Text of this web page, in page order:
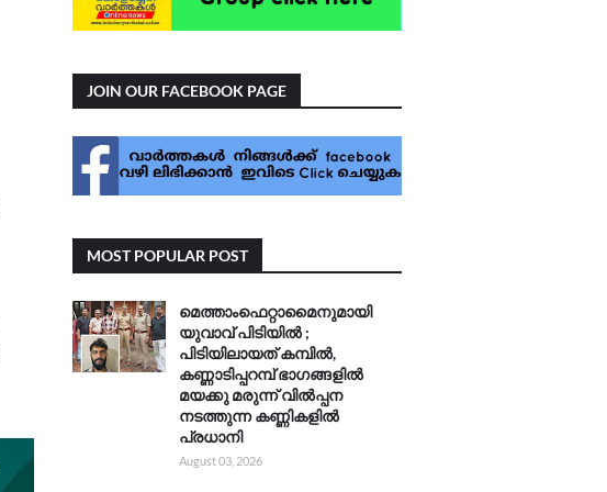
JOIN OUR FACEBOOK PAGE
MOST POPULAR POST
മെത്താംഫെറ്റാമൈനുമായി
യുവാവ് പിടിയിൽ ;
പിടിയിലായത് കമ്പിൽ,
കണ്ണാടിപ്പറമ്പ് ഭാഗങ്ങളിൽ
മയക്കു മരുന്ന് വിൽപ്പന
നടത്തുന്ന കണ്ണികളിൽ
പ്രധാനി
August 03, 2026